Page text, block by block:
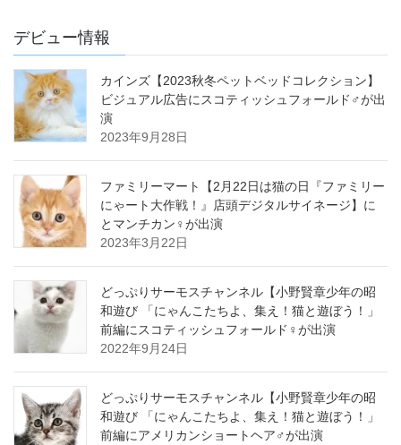
デビュー情報
カインズ【2023秋冬ペットベッドコレクション】
ビジュアル広告にスコティッシュフォールド♂が出
演
2023年9月28日
ファミリーマート【2月22日は猫の日『ファミリー
にゃート大作戦！』店頭デジタルサイネージ】に
とマンチカン♀が出演
2023年3月22日
どっぷりサーモスチャンネル【小野賢章少年の昭
和遊び 「にゃんこたちよ、集え！猫と遊ぼう！」
前編にスコティッシュフォールド♀が出演
2022年9月24日
どっぷりサーモスチャンネル【小野賢章少年の昭
和遊び 「にゃんこたちよ、集え！猫と遊ぼう！」
前編にアメリカンショートヘア♂が出演